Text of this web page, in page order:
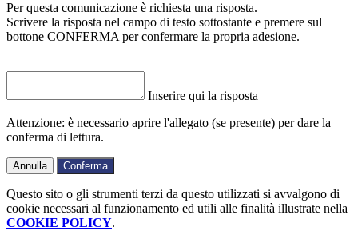
Per questa comunicazione è richiesta una risposta.
Scrivere la risposta nel campo di testo sottostante e premere sul
bottone CONFERMA per confermare la propria adesione.
Inserire qui la risposta
Attenzione: è necessario aprire l'allegato (se presente) per dare la
conferma di lettura.
Annulla Conferma
Questo sito o gli strumenti terzi da questo utilizzati si avvalgono di
cookie necessari al funzionamento ed utili alle finalità illustrate nella
COOKIE POLICY.